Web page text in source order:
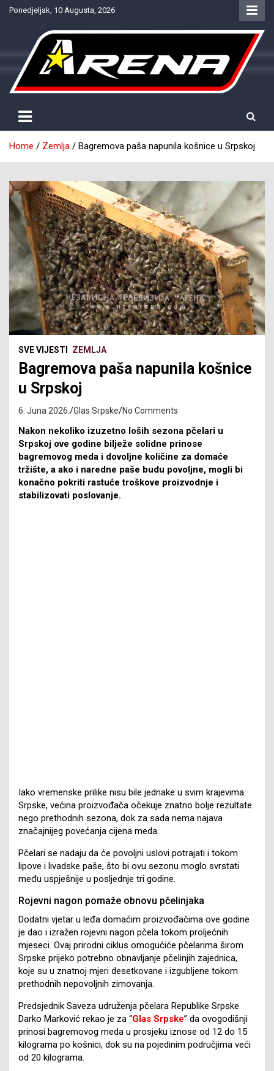
SkipPonedjeljak, 10 Augusta, 2026
NTV Arena
Home Zemlja Bagremova paša napunila košnice u Srpskoj
SVE VIJESTI ZEMLJA
Bagremova paša napunila košnice
u Srpskoj
6. Juna 2026. Glas Srpske No Comments
Nakon nekoliko izuzetno loših sezona pčelari u
Srpskoj ove godine bilježe solidne prinose
bagremovog meda i dovoljne količine za domaće
tržište, a ako i naredne paše budu povoljne, mogli bi
konačno pokriti rastuće troškove proizvodnje i
stabilizovati poslovanje.
Iako vremenske prilike nisu bile jednake u svim krajevima
Srpske, većina proizvođača očekuje znatno bolje rezultate
nego prethodnih sezona, dok za sada nema najava
značajnijeg povećanja cijena meda.
Pčelari se nadaju da će povoljni uslovi potrajati i tokom
lipove i livadske paše, što bi ovu sezonu moglo svrstati
među uspješnije u posljednje tri godine.
Rojevni nagon pomaže obnovu pčelinjaka
Dodatni vjetar u leđa domaćim proizvođačima ove godine
je dao i izražen rojevni nagon pčela tokom proljećnih
mjeseci. Ovaj prirodni ciklus omogućiće pčelarima širom
Srpske prijeko potrebno obnavljanje pčelinjih zajednica,
koje su u znatnoj mjeri desetkovane i izgubljene tokom
prethodnih nepovoljnih zimovanja.
Predsjednik Saveza udruženja pčelara Republike Srpske
Darko Marković rekao je za “Glas Srpske” da ovogodišnji
prinosi bagremovog meda u prosjeku iznose od 12 do 15
kilograma po košnici, dok su na pojedinim područjima veći
od 20 kilograma.